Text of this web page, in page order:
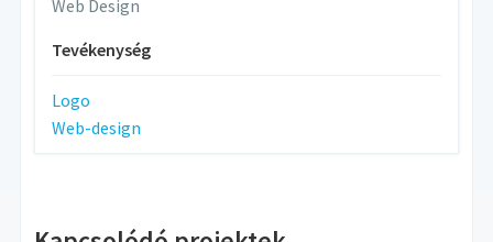
Web Design
Tevékenység
Logo
Web-design